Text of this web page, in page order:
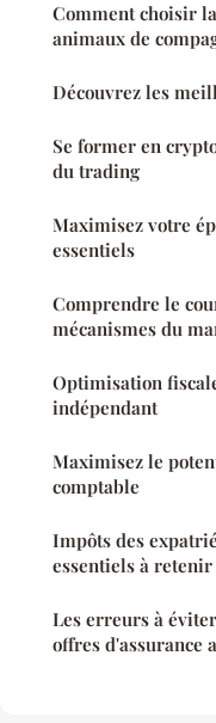
Comment choisir
animaux de
Découvrez les
Se former en
du trading
Maximisez votre
essentiels
Comprendre le
mécanismes du
Optimisation
indépendant
Maximisez le
comptable
Impôts des
essentiels à retenir
Les erreurs à
offres d'assurance